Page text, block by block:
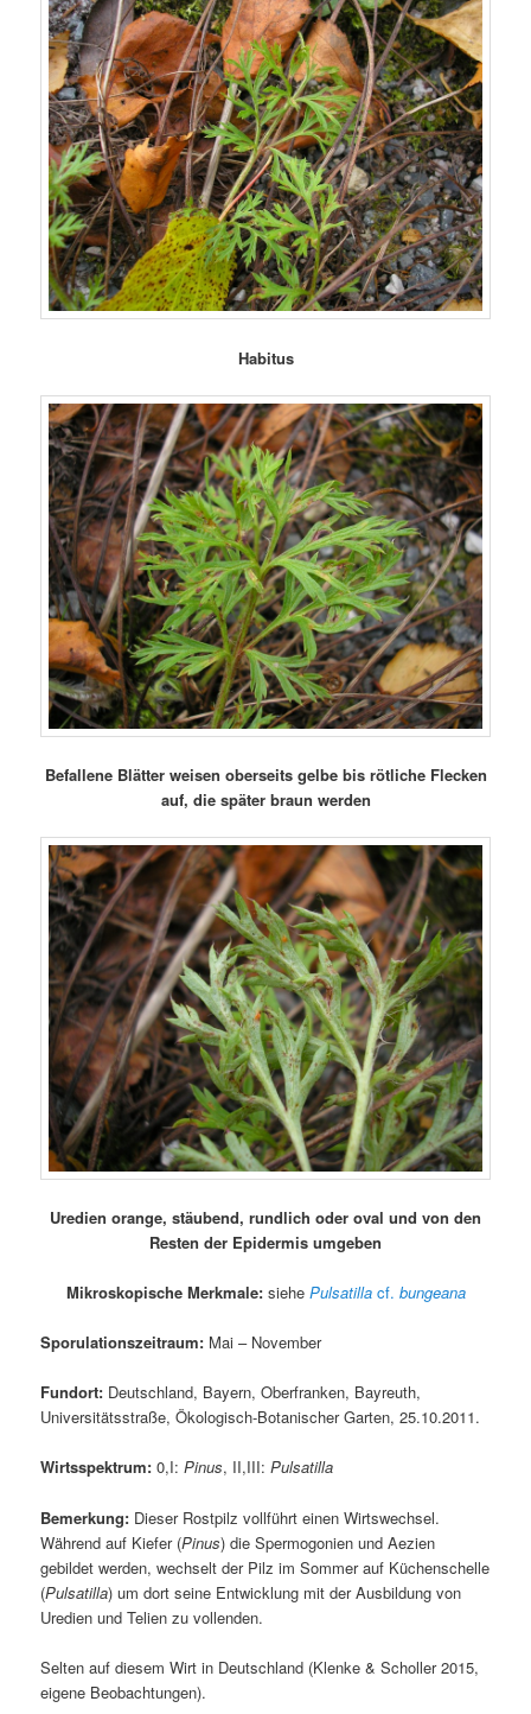
Habitus
Befallene Blätter weisen oberseits gelbe bis rötliche Flecken
auf, die später braun werden
Uredien orange, stäubend, rundlich oder oval und von den
Resten der Epidermis umgeben
Mikroskopische Merkmale:siehe Pulsatilla cf. bungeana
Sporulationszeitraum: Mai – November
Fundort: Deutschland, Bayern, Oberfranken, Bayreuth,
Universitätsstraße, Ökologisch-Botanischer Garten, 25.10.2011.
Wirtsspektrum: 0,I:Pinus, II,III:Pulsatilla
Bemerkung: Dieser Rostpilz vollführt einen Wirtswechsel.
Während auf Kiefer (Pinus) die Spermogonien und Aezien
gebildet werden, wechselt der Pilz im Sommer auf Küchenschelle
(Pulsatilla) um dort seine Entwicklung mit der Ausbildung von
Uredien und Telien zu vollenden.
Selten auf diesem Wirt in Deutschland (Klenke & Scholler 2015,
eigene Beobachtungen).